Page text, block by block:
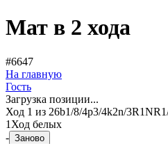
Мат в 2 хода
#6647
На главную
Гость
Загрузка позиции...
Ход 1 из 26b1/8/4p3/4k2n/
1 Ход белых
- Заново